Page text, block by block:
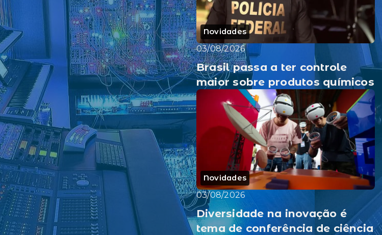
Novidades
03/08/2026
Brasil passa a ter controle
maior sobre produtos químicos
Novidades
03/08/2026
Diversidade na inovação é
tema de conferência de ciência